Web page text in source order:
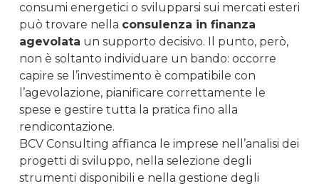
consumi energetici o svilupparsi sui mercati esteri
può trovare nella consulenza in finanza
agevolata un supporto decisivo. Il punto, però,
non è soltanto individuare un bando: occorre
capire se l’investimento è compatibile con
l’agevolazione, pianificare correttamente le
spese e gestire tutta la pratica fino alla
rendicontazione.
BCV Consulting affianca le imprese nell’analisi dei
progetti di sviluppo, nella selezione degli
strumenti disponibili e nella gestione degli